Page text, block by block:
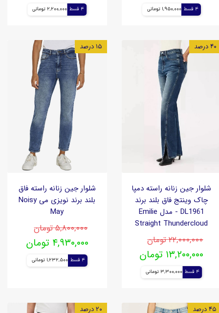
4 قسط 1,950,000 تومانی 4 قسط 2,200,000 تومانی
شلوار جین زنانه راسته دمپا
چاک وینتج فاق بلند برند
DL1961 - مدل Emilie
Straight Thundercloud
۲۲,۰۰۰,۰۰۰ تومان
۱۳,۲۰۰,۰۰۰ تومان
4 قسط 3,300,000 تومانی
۴۰ درصد
شلوار جین زنانه راسته فاق
بلند برند نویزی می Noisy
May
۵,۸۰۰,۰۰۰ تومان
۴,۹۳۰,۰۰۰ تومان
4 قسط 1,232,500 تومانی
۱۵ درصد
۴۵ درصد ۲۰ درصد